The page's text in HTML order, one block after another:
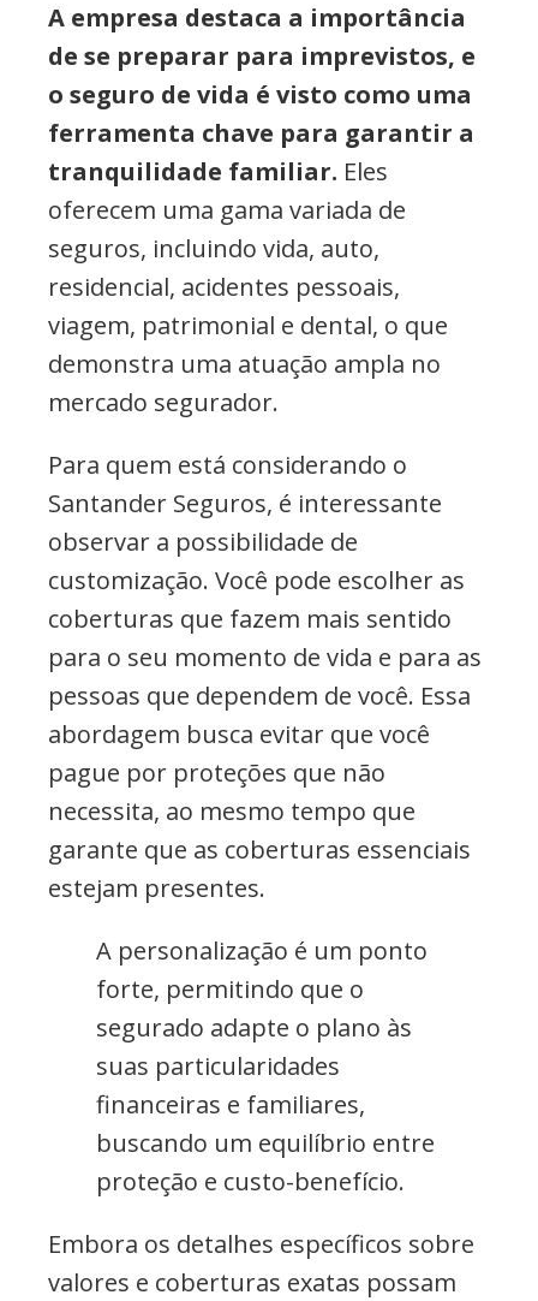
A empresa destaca a importância
de se preparar para imprevistos, e
o seguro de vida é visto como uma
ferramenta chave para garantir a
tranquilidade familiar. Eles
oferecem uma gama variada de
seguros, incluindo vida, auto,
residencial, acidentes pessoais,
viagem, patrimonial e dental, o que
demonstra uma atuação ampla no
mercado segurador.
Para quem está considerando o
Santander Seguros, é interessante
observar a possibilidade de
customização. Você pode escolher as
coberturas que fazem mais sentido
para o seu momento de vida e para as
pessoas que dependem de você. Essa
abordagem busca evitar que você
pague por proteções que não
necessita, ao mesmo tempo que
garante que as coberturas essenciais
estejam presentes.
A personalização é um ponto
forte, permitindo que o
segurado adapte o plano às
suas particularidades
financeiras e familiares,
buscando um equilíbrio entre
proteção e custo-benefício.
Embora os detalhes específicos sobre
valores e coberturas exatas possam